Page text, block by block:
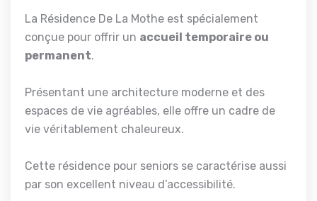
La Résidence De La Mothe est spécialement
conçue pour offrir un accueil temporaire ou
permanent.
Présentant une architecture moderne et des
espaces de vie agréables, elle offre un cadre de
vie véritablement chaleureux.
Cette résidence pour seniors se caractérise aussi
par son excellent niveau d’accessibilité.